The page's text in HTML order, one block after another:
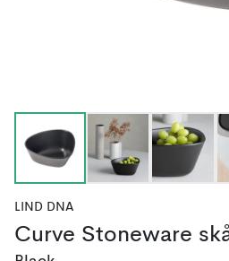
LIND DNA
Curve Stoneware